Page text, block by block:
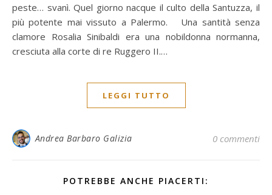
peste… svanì. Quel giorno nacque il culto della Santuzza, il
più potente mai vissuto a Palermo. Una santità senza
clamore Rosalia Sinibaldi era una nobildonna normanna,
cresciuta alla corte di re Ruggero II.…
LEGGI TUTTO
Andrea Barbaro Galizia 0 commenti
POTREBBE ANCHE PIACERTI: